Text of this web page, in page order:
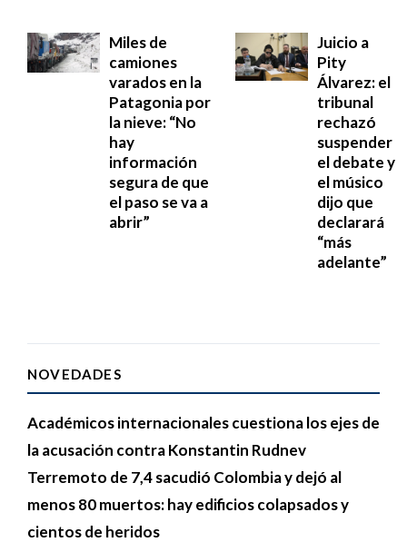
Miles de
camiones
varados en la
Patagonia por
la nieve: “No
hay
información
segura de que
el paso se va a
abrir”
Juicio a
Pity
Álvarez: el
tribunal
rechazó
suspender
el debate y
el músico
dijo que
declarará
“más
adelante”
NOVEDADES
Académicos internacionales cuestiona los ejes de
la acusación contra Konstantin Rudnev
Terremoto de 7,4 sacudió Colombia y dejó al
menos 80 muertos: hay edificios colapsados y
cientos de heridos